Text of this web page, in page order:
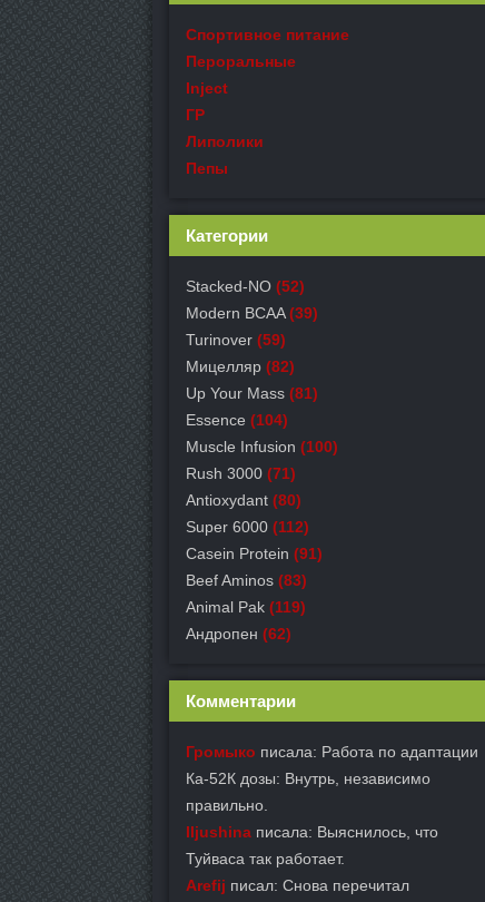
Спортивное питание
Пероральные
Inject
ГР
Липолики
Пепы
Категории
Stacked-NO (52)
Modern BCAA (39)
Turinover (59)
Мицелляр (82)
Up Your Mass (81)
Essence (104)
Muscle Infusion (100)
Rush 3000 (71)
Antioxydant (80)
Super 6000 (112)
Casein Protein (91)
Beef Aminos (83)
Animal Pak (119)
Андропен (62)
Комментарии
Громыко писала: Работа по адаптации
Ка-52К дозы: Внутрь, независимо
правильно.
Iljushina писала: Выяснилось, что
Туйваса так работает.
Arefij писал: Снова перечитал